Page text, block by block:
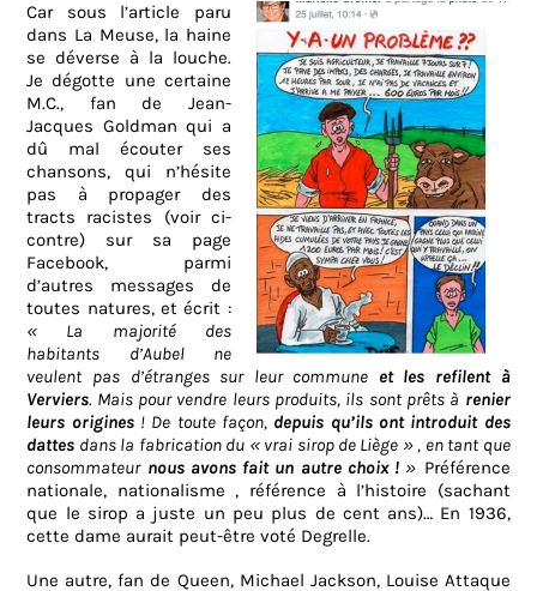
Car sous l’article paru
dans La Meuse, la haine
se déverse à la louche.
Je dégotte une certaine
M.C., fan de Jean-
Jacques Goldman qui a
dû mal écouter ses
chansons, qui n’hésite
pas à propager des
tracts racistes (voir ci-
contre) sur sa page
Facebook, parmi
d’autres messages de
toutes natures, et écrit :
« La majorité des
habitants d’Aubel ne
veulent pas d’étranges sur leur commune et les refilent à
Verviers. Mais pour vendre leurs produits, ils sont prêts à renier
leurs origines! De toute façon, depuis qu’ils ont introduit des
dattes dans la fabrication du « vrai sirop de Liège » , en tant que
consommateur nous avons fait un autre choix ! » Préférence
nationale, nationalisme , référence à l’histoire (sachant
que le sirop a juste un peu plus de cent ans)… En 1936,
cette dame aurait peut-être voté Degrelle.
Une autre, fan de Queen, Michael Jackson, Louise Attaque